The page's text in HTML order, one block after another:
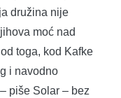
družina nije
moć nad
toga, kod Kafke
i navodno
piše Solar – bez